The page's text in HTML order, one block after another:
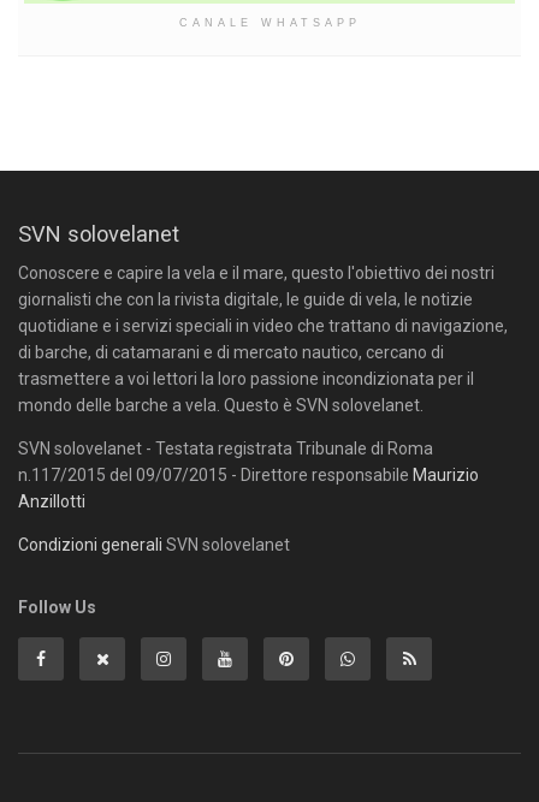
CANALE WHATSAPP
SVN solovelanet
Conoscere e capire la vela e il mare, questo l'obiettivo dei nostri
giornalisti che con la rivista digitale, le guide di vela, le notizie
quotidiane e i servizi speciali in video che trattano di navigazione,
di barche, di catamarani e di mercato nautico, cercano di
trasmettere a voi lettori la loro passione incondizionata per il
mondo delle barche a vela. Questo è SVN solovelanet.
SVN solovelanet - Testata registrata Tribunale di Roma
n.117/2015 del 09/07/2015 - Direttore responsabile Maurizio
Anzillotti
Condizioni generali SVN solovelanet
Follow Us